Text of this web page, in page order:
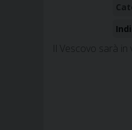
Il Vescovo sarà